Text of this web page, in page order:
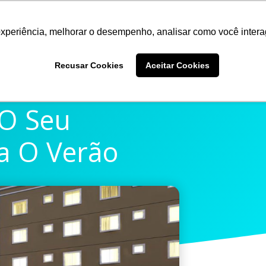
melhorar o desempenho, analisar como você
Recusar Cookies Aceitar Cookies
Seu
O Verão